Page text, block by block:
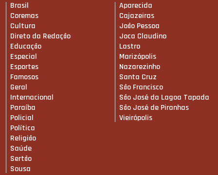
Brasil
Coremas
Cultura
Direto da Redação
Educação
Especial
Esportes
Famosos
Geral
Internacional
Paraíba
Policial
Política
Religião
Saúde
Sertão
Sousa
Aparecida
Cajazeiras
João Pessoa
Joca Claudino
Lastro
Marizópolis
Nazarezinho
Santa Cruz
São Francisco
São José da Lagoa Tapada
São José de Piranhas
Vieirópolis